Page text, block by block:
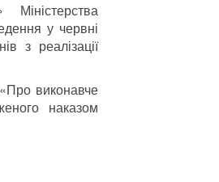
у червні
з реалізації
виконавче
наказом